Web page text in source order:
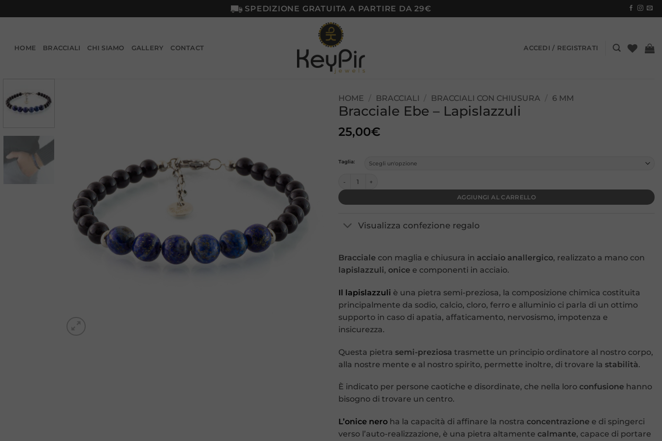
ai
SPEDIZIONE GRATUITA A PARTIRE DA 29€
HOME BRACCIALI CHI SIAMO GALLERY CONTACT ACCEDI / REGISTRATI
HOME / BRACCIALI / BRACCIALI CON CHIUSURA / 6 MM
Bracciale Ebe – Lapislazzuli
25,00€
Taglia:
AGGIUNGI AL CARRELLO
Visualizza confezione regalo
Bracciale con maglia e chiusura in acciaio anallergico, realizzato a mano con
lapislazzuli, onice e componenti in acciaio.
Il lapislazzuli è una pietra semi-preziosa, la composizione chimica costituita
principalmente da sodio, calcio, cloro, ferro e alluminio ci parla di un ottimo
supporto in caso di apatia, affaticamento, nervosismo, impotenza e
insicurezza.
Questa pietra semi-preziosa trasmette un principio ordinatore al nostro corpo,
alla nostre mente e al nostro spirito, permette inoltre, di trovare la stabilità.
È indicato per persone caotiche e disordinate, che nella loro confusione hanno
bisogno di trovare un centro.
L’onice nero ha la capacità di affinare la nostra concentrazione e di spingerci
verso l’auto-realizzazione, è una pietra altamente calmante, capace di portare